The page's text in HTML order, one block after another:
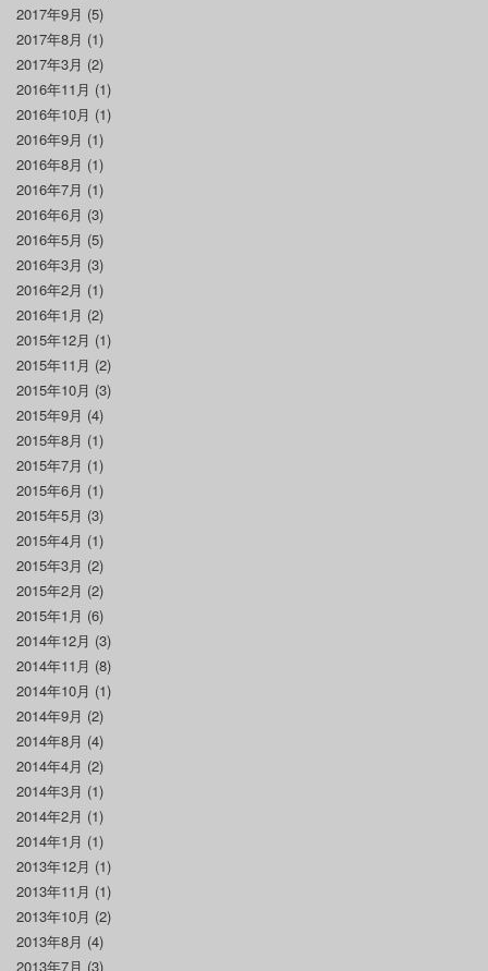
2017年9月 (5)
2017年8月 (1)
2017年3月 (2)
2016年11月 (1)
2016年10月 (1)
2016年9月 (1)
2016年8月 (1)
2016年7月 (1)
2016年6月 (3)
2016年5月 (5)
2016年3月 (3)
2016年2月 (1)
2016年1月 (2)
2015年12月 (1)
2015年11月 (2)
2015年10月 (3)
2015年9月 (4)
2015年8月 (1)
2015年7月 (1)
2015年6月 (1)
2015年5月 (3)
2015年4月 (1)
2015年3月 (2)
2015年2月 (2)
2015年1月 (6)
2014年12月 (3)
2014年11月 (8)
2014年10月 (1)
2014年9月 (2)
2014年8月 (4)
2014年4月 (2)
2014年3月 (1)
2014年2月 (1)
2014年1月 (1)
2013年12月 (1)
2013年11月 (1)
2013年10月 (2)
2013年8月 (4)
2013年7月 (3)